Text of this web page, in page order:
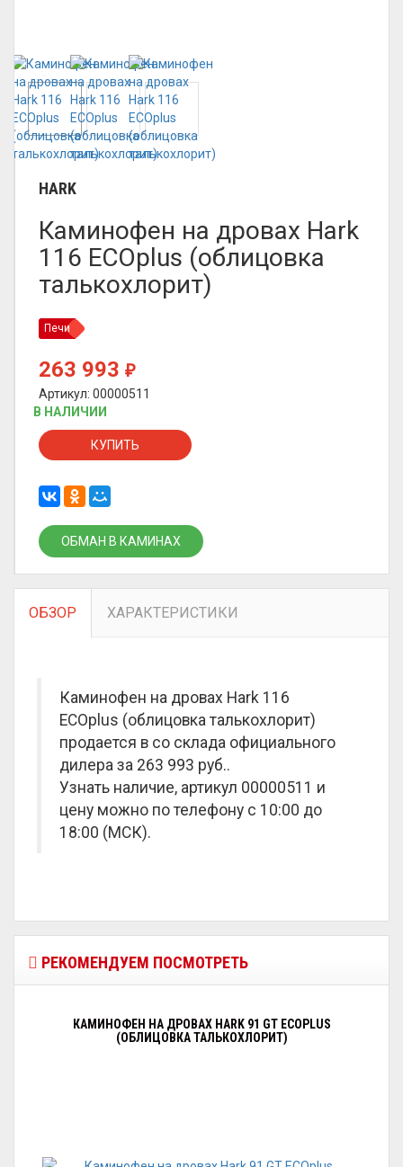
HARK
Каминофен на дровах Hark
116 ECOplus (облицовка
талькохлорит)
Печи
263 993 ₽
Артикул: 00000511
В НАЛИЧИИ
КУПИТЬ
ОБМАН В КАМИНАХ
ОБЗОР ХАРАКТЕРИСТИКИ
Каминофен на дровах Hark 116
ECOplus (облицовка талькохлорит)
продается в со склада официального
дилера за 263 993 руб..
Узнать наличие, артикул 00000511 и
цену можно по телефону с 10:00 до
18:00 (МСК).
РЕКОМЕНДУЕМ ПОСМОТРЕТЬ
КАМИНОФЕН НА ДРОВАХ HARK 91 GT ECOPLUS
(ОБЛИЦОВКА ТАЛЬКОХЛОРИТ)